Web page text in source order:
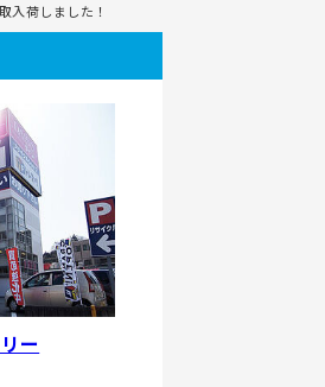
荷しました！
ー